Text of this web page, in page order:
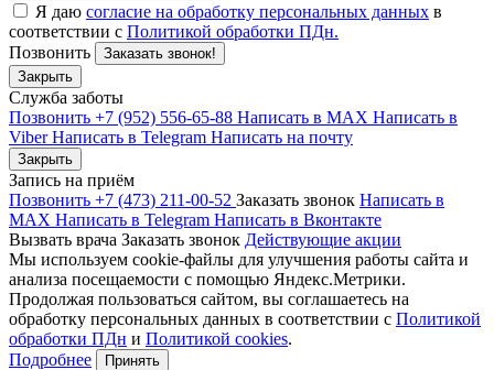
Я даю согласие на обработку персональных данных в
соответствии с Политикой обработки ПДн.
Позвонить
Заказать звонок!
Закрыть
Служба заботы
Позвонить +7 (952) 556-65-88 Написать в MAX Написать в
ViberНаписать в Telegram Написать на почту
Закрыть
Запись на приём
Позвонить +7 (473) 211-00-52 Заказать звонок Написать в
MAX Написать в Telegram Написать в Вконтакте
Вызвать врача Заказать звонок Действующие акции
Мы используем cookie-файлы для улучшения работы сайта и
анализа посещаемости с помощью Яндекс.Метрики.
Продолжая пользоваться сайтом, вы соглашаетесь на
обработку персональных данных в соответствии с Политикой
обработки ПДн и Политикой cookies.
Подробнее
Принять